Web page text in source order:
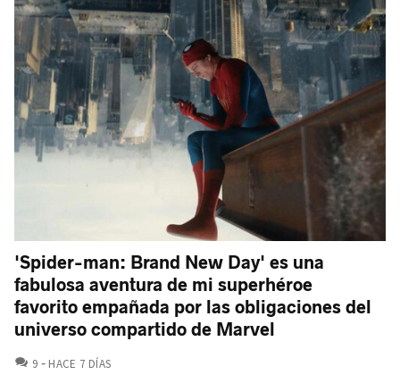
'Spider-man: Brand New Day' es una
fabulosa aventura de mi superhéroe
favorito empañada por las obligaciones del
universo compartido de Marvel
9 COMENTARIOS
HACE 7 DÍAS